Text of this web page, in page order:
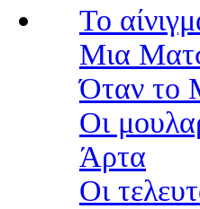
Το
Μια
Όταν το
Οι
Άρτα
Οι